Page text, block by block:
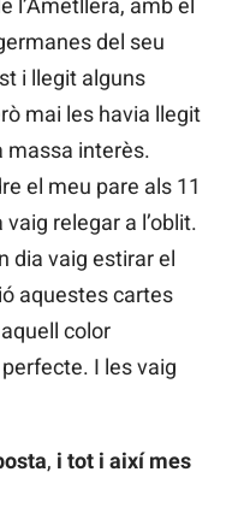
l’Ametllera, amb el
del seu
i llegit alguns
mai les havia llegit
massa interès.
el meu pare als 11
relegar a l’oblit.
dia vaig estirar el
aquestes cartes
color
I les vaig
, i tot i així mes